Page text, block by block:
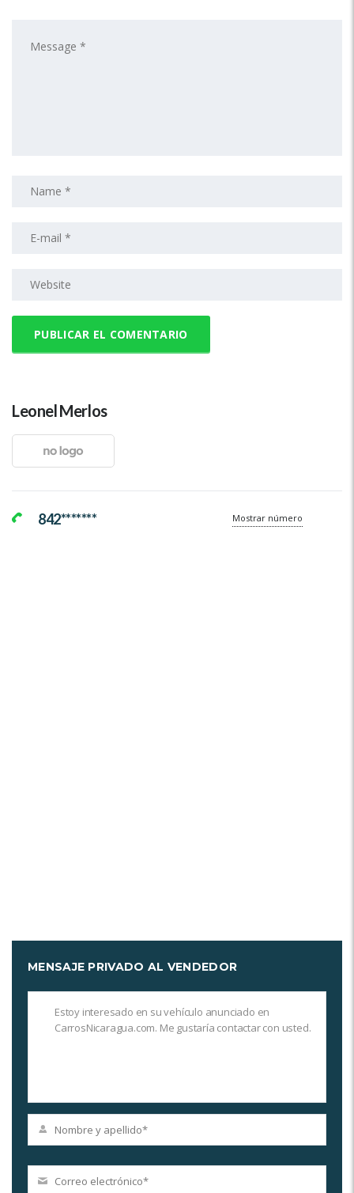
Leonel Merlos
842******* Mostrar número
MENSAJE PRIVADO AL VENDEDOR